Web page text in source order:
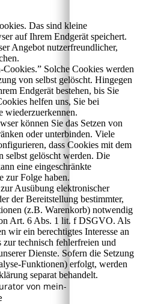
Das sind kleine
auf Ihrem Endgerät speichert.
Angebot nutzerfreundlicher,
Solche Cookies werden
von selbst gelöscht. Hingegen
Endgerät bestehen, bis Sie
helfen uns, Sie bei
wiederzuerkennen.
können Sie das Setzen von
oder unterbinden. Viele
dass Cookies mit dem
selbst gelöscht werden. Die
eine eingeschränkte
zur Folge haben.
Ausübung elektronischer
der Bereitstellung bestimmter,
(z.B. Warenkorb) notwendig
Art. 6 Abs. 1 lit. f DSGVO. Als
wir ein berechtigtes Interesse an
technisch fehlerfreien und
Dienste. Sofern die Setzung
Funktionen) erfolgt, werden
separat behandelt.
von mein-